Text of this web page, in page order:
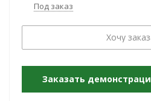
Под заказ
Хочу
Заказать